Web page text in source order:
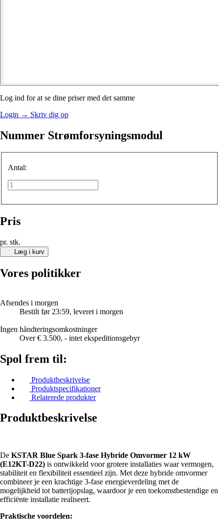
Log ind for at se dine priser med det samme
Login → Skriv dig op
Nummer Strømforsyningsmodul
Antal:
Pris
pr. stk.
Læg i kurv
Vores politikker
Afsendes i morgen
Bestilt før 23:59, leveret i morgen
Ingen håndteringsomkostninger
Over € 3.500, - intet ekspeditionsgebyr
Spol frem til:
Produktbeskrivelse
Produktspecifikationer
Relaterede produkter
Produktbeskrivelse
De KSTAR Blue Spark 3‑fase Hybride Omvormer 12 kW
(E12KT-D22) is ontwikkeld voor grotere installaties waar vermogen,
stabiliteit en flexibiliteit essentieel zijn. Met deze hybride omvormer
combineer je een krachtige 3‑fase energieverdeling met de
mogelijkheid tot batterijopslag, waardoor je een toekomstbestendige en
efficiënte installatie realiseert.
Praktische voordelen: